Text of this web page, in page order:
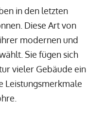
in den letzten
Diese Art von
modernen und
Sie fügen sich
vieler Gebäude ein
Leistungsmerkmale